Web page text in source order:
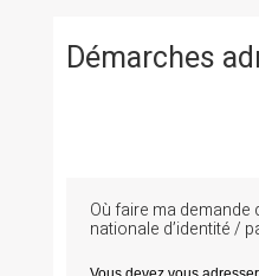
Démarches
Où faire ma demande
nationale d’identité /